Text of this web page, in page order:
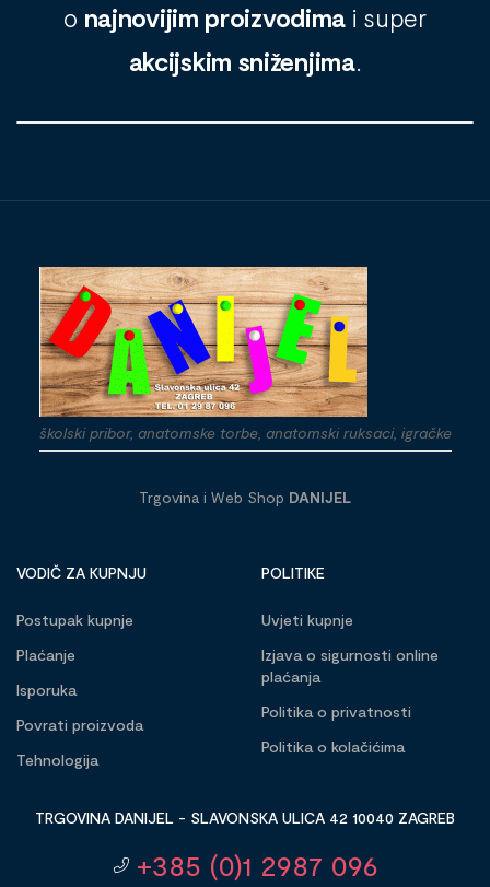
o najnovijim proizvodima i super
akcijskim sniženjima.
školski pribor, anatomske torbe, anatomski ruksaci, igračke
Trgovina i Web Shop DANIJEL
VODIČ ZA KUPNJU
Postupak kupnje
Plaćanje
Isporuka
Povrati proizvoda
Tehnologija
POLITIKE
Uvjeti kupnje
Izjava o sigurnosti online
plaćanja
Politika o privatnosti
Politika o kolačićima
TRGOVINA DANIJEL - SLAVONSKA ULICA 42 10040 ZAGREB
+385 (0)1 2987 096